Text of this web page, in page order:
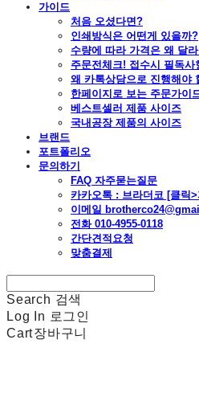
가이드
처음 오셨다면?
인쇄방식은 어떤게 있을까?
수량에 따라 가격은 왜 달
주문전체크! 접수시 필독사
왜 카톡상담으로 진행해야
한페이지로 보는 주문가이
베스트셀러 제품 사이즈
국내공장 제품의 사이즈
브랜드
포트폴리오
문의하기
FAQ 자주묻는질문
카카오톡 : 브라더코 [클릭>
이메일
전화 010-4955-0118
간단견적요청
맞춤결제
Search 검색
Log In 로그인
Cart장바구니